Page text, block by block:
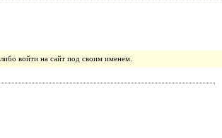
либо войти на сайт под своим именем.